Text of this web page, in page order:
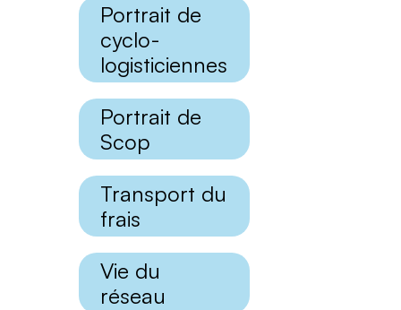
Portrait de
cyclo-
logisticiennes
Portrait de
Scop
Transport du
frais
Vie du
réseau